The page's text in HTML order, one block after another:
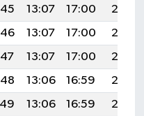
13:07 17:00
20:18
13:07 17:00
20:17
13:07 17:00
20:16
13:06 16:59
20:15
13:06 16:59
20:13